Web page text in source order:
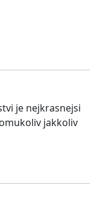
je nejkrasnejsi
jakkoliv